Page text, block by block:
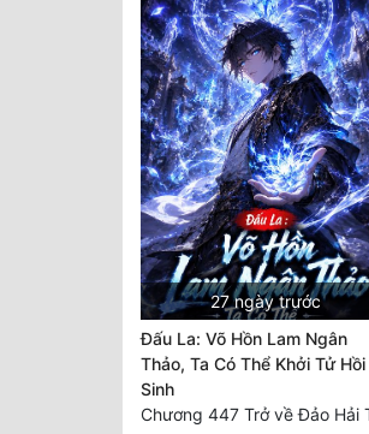
27 ngày trước
Đấu La: Võ Hồn Lam Ngân
Thảo, Ta Có Thể Khởi Tử Hồi
Sinh